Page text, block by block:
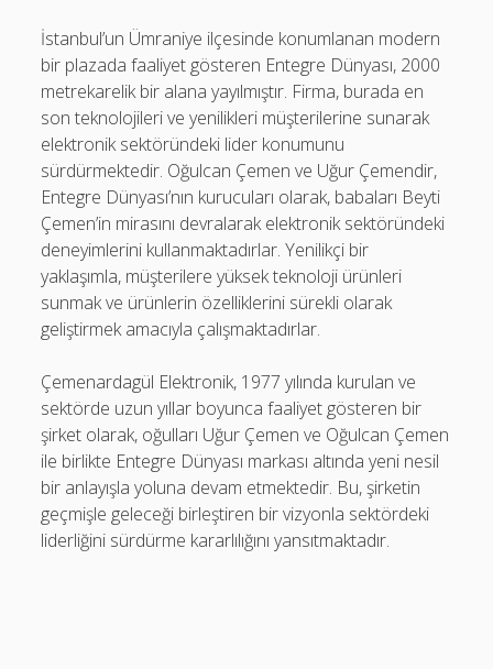
İstanbul’un Ümraniye ilçesinde konumlanan modern
bir plazada faaliyet gösteren Entegre Dünyası, 2000
metrekarelik bir alana yayılmıştır. Firma, burada en
son teknolojileri ve yenilikleri müşterilerine sunarak
elektronik sektöründeki lider konumunu
sürdürmektedir. Oğulcan Çemen ve Uğur Çemendir,
Entegre Dünyası’nın kurucuları olarak, babaları Beyti
Çemen’in mirasını devralarak elektronik sektöründeki
deneyimlerini kullanmaktadırlar. Yenilikçi bir
yaklaşımla, müşterilere yüksek teknoloji ürünleri
sunmak ve ürünlerin özelliklerini sürekli olarak
geliştirmek amacıyla çalışmaktadırlar.
Çemenardagül Elektronik, 1977 yılında kurulan ve
sektörde uzun yıllar boyunca faaliyet gösteren bir
şirket olarak, oğulları Uğur Çemen ve Oğulcan Çemen
ile birlikte Entegre Dünyası markası altında yeni nesil
bir anlayışla yoluna devam etmektedir. Bu, şirketin
geçmişle geleceği birleştiren bir vizyonla sektördeki
liderliğini sürdürme kararlılığını yansıtmaktadır.